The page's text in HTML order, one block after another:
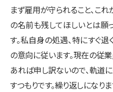
まず雇用が守られること、これ
の名前も残してほしいとは願
す。私自身の処遇、特にすぐ退
の意向に従います。現在の従
あれば申し訳ないので、軌道
すつもりです。繰り返しになり